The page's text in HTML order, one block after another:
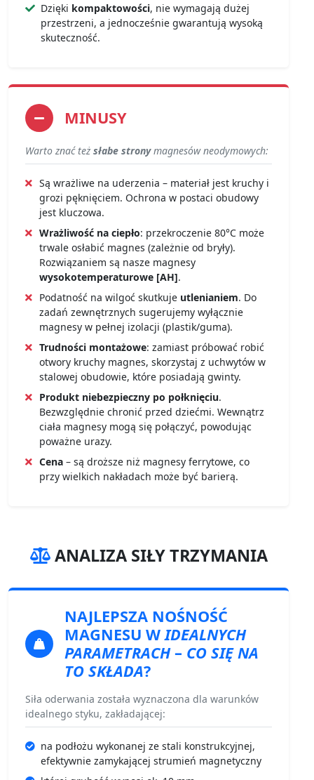
Dzięki kompaktowości, nie wymagają dużej
przestrzeni, a jednocześnie gwarantują wysoką
skuteczność.
MINUSY
Warto znać też słabe stronymagnesów neodymowych:
Są wrażliwe na uderzenia – materiał jest kruchy i
grozi pęknięciem. Ochrona w postaci obudowy
jest kluczowa.
Wrażliwość na ciepło: przekroczenie 80°C może
trwale osłabić magnes (zależnie od bryły).
Rozwiązaniem są nasze magnesy
wysokotemperaturowe [AH].
Podatność na wilgoć skutkuje utlenianiem. Do
zadań zewnętrznych sugerujemy wyłącznie
magnesy w pełnej izolacji (plastik/guma).
Trudności montażowe: zamiast próbować robić
otwory kruchy magnes, skorzystaj z uchwytów w
stalowej obudowie, które posiadają gwinty.
Produkt niebezpieczny po połknięciu.
Bezwzględnie chronić przed dziećmi. Wewnątrz
ciała magnesy mogą się połączyć, powodując
poważne urazy.
Cena – są droższe niż magnesy ferrytowe, co
przy wielkich nakładach może być barierą.
ANALIZA SIŁY TRZYMANIA
NAJLEPSZA NOŚNOŚĆ
MAGNESU WIDEALNYCH
PARAMETRACH– CO SIĘ NA
TO SKŁADA?
Siła oderwania została wyznaczona dla warunków
idealnego styku, zakładającej:
na podłożu wykonanej ze stali konstrukcyjnej,
efektywnie zamykającej strumień magnetyczny